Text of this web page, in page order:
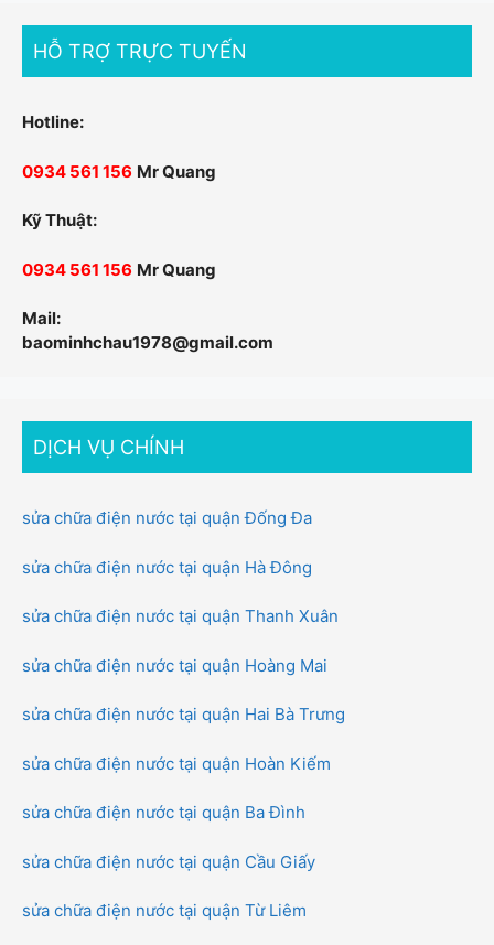
HỖ TRỢ TRỰC TUYẾN
Hotline:
0934 561 156 Mr Quang
Kỹ Thuật:
0934 561 156 Mr Quang
Mail:
baominhchau1978@gmail.com
DỊCH VỤ CHÍNH
sửa chữa điện nước tại quận Đống Đa
sửa chữa điện nước tại quận Hà Đông
sửa chữa điện nước tại quận Thanh Xuân
sửa chữa điện nước tại quận Hoàng Mai
sửa chữa điện nước tại quận Hai Bà Trưng
sửa chữa điện nước tại quận Hoàn Kiếm
sửa chữa điện nước tại quận Ba Đình
sửa chữa điện nước tại quận Cầu Giấy
sửa chữa điện nước tại quận Từ Liêm